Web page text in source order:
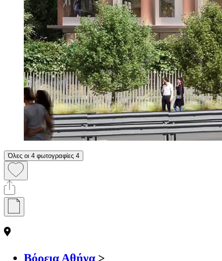
Όλες οι 4 φωτογραφίες 4
Βόρεια Αθήνα >